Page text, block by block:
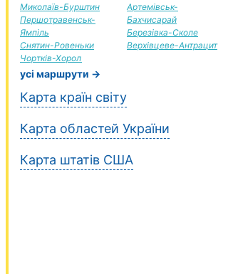
Миколаїв-Бурштин
Першотравенськ-
Ямпіль
Снятин-Ровеньки
Чортків-Хорол
Артемівськ-
Бахчисарай
Березівка-Сколе
Верхівцеве-Антрацит
усі маршрути →
Карта країн світу
Карта областей України
Карта штатів США